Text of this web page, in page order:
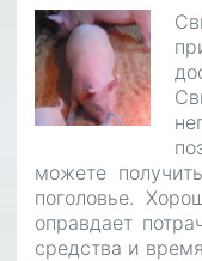
можете
поголовье.
оправдает
средства и